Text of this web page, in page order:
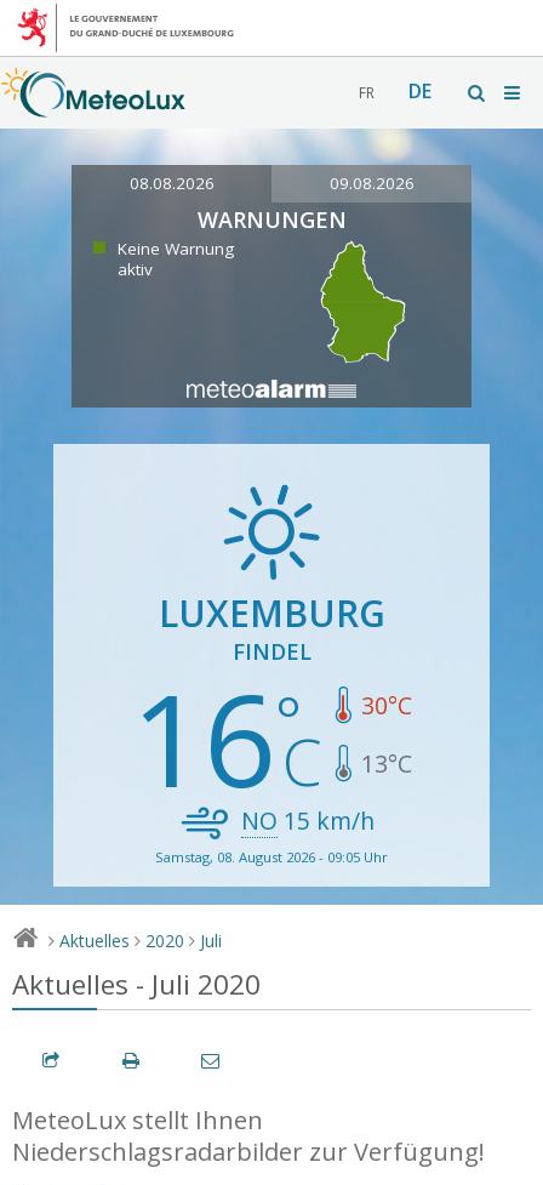
FR DE
08.08.2026 09.08.2026
WARNUNGEN
Keine Warnung
aktiv
LUXEMBURG
FINDEL
16 30°C
13°C
NO 15 km/h
Samstag, 08. August 2026 - 09:05 Uhr
> Aktuelles > 2020 > Juli
Aktuelles - Juli 2020
MeteoLux stellt Ihnen
Niederschlagsradarbilder zur Verfügung!